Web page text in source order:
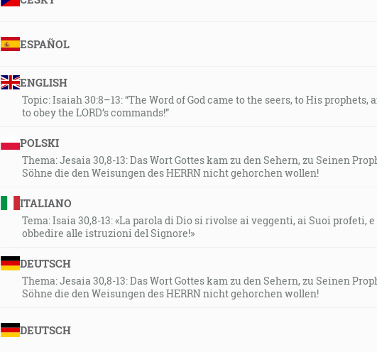
ESPAÑOL
ENGLISH
Topic: Isaiah 30:8–13: “The Word of God came to the seers, to His
to obey the LORD’s commands!”
POLSKI
Thema: Jesaia 30,8-13: Das Wort Gottes kam zu den Sehern, zu Seinen
Söhne die den Weisungen des HERRN nicht gehorchen wollen!
ITALIANO
Tema: Isaia 30,8-13: «La parola di Dio si rivolse ai veggenti, ai Suoi
obbedire alle istruzioni del Signore!»
DEUTSCH
Thema: Jesaia 30,8-13: Das Wort Gottes kam zu den Sehern, zu Seinen
Söhne die den Weisungen des HERRN nicht gehorchen wollen!
DEUTSCH